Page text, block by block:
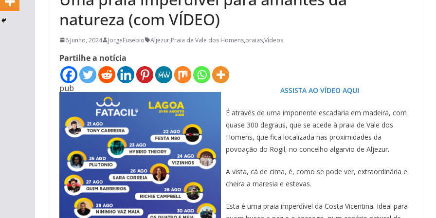
natureza (com VÍDEO)
6 Junho, 2024 JorgeEusebio Aljezur,Praia de Vale dos Homens,praias,Vídeos
Partilhe a notícia
pub ASSISTA AO VÍDEO AQUI
É através de uma imponente escadaria em madeira, com
quase 300 degraus, que se acede à praia de Vale dos
Homens, que fica localizada nas proximidades da
povoação do Rogil, no concelho algarvio de Aljezur.
A vista, cá de cima, é, como se pode ver, extraordinária e
cheira a maresia e estevas.
Esta é uma praia imperdível da Costa Vicentina. Ideal para